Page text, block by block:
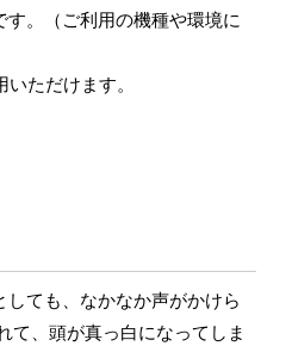
。（ご利用の機種や環境に
ただけます。
ても、なかなか声がかけら
て、頭が真っ白になってしま